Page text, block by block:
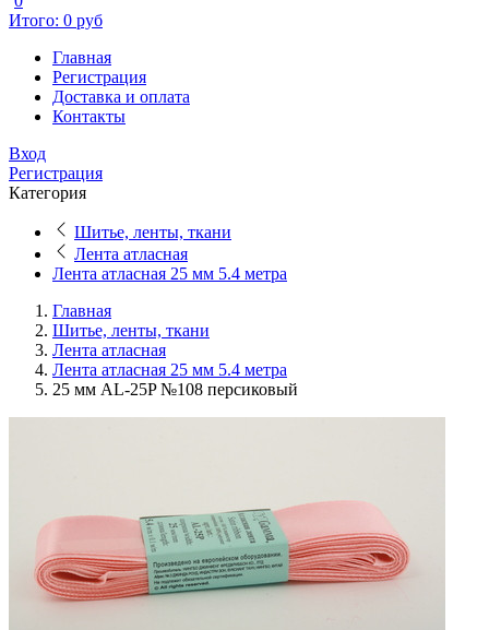
Итого: 0 руб
Главная
Регистрация
Доставка и оплата
Контакты
Вход
Регистрация
Категория
Шитье, ленты, ткани
Лента атласная
Лента атласная 25 мм 5.4 метра
Главная
Шитье, ленты, ткани
Лента атласная
Лента атласная 25 мм 5.4 метра
25 мм AL-25P №108 персиковый